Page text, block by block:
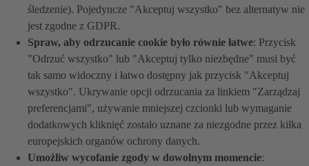
śledzenie). Pojedyncze "Akceptuj wszystko" bez alternatyw nie
jest zgodne z GDPR.
Spraw, aby odrzucanie cookie było równie łatwe: Przycisk
"Odrzuć wszystko" lub "Akceptuj tylko niezbędne" musi być
tak samo widoczny i łatwo dostępny jak przycisk "Akceptuj
wszystko". Ukrywanie opcji odrzucania za linkiem "Zarządzaj
preferencjami", używanie mniejszej czcionki lub wymaganie
dodatkowych kliknięć zostało uznane za niezgodne przez kilka
europejskich organów ochrony danych.
Umożliw wycofanie zgody w dowolnym momencie: